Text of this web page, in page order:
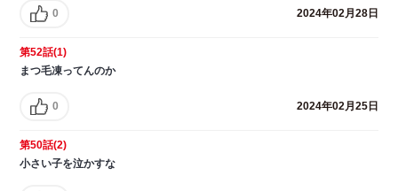
0 2024年02月28日
第52話(1)
まつ毛凍ってんのか
0 2024年02月25日
第50話(2)
小さい子を泣かすな